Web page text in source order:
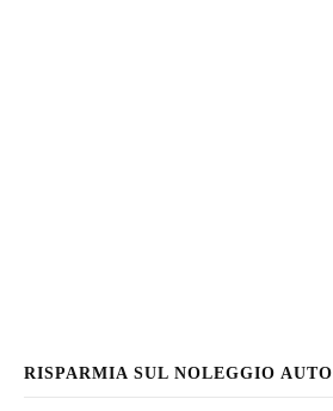
RISPARMIA SUL NOLEGGIO AUTO